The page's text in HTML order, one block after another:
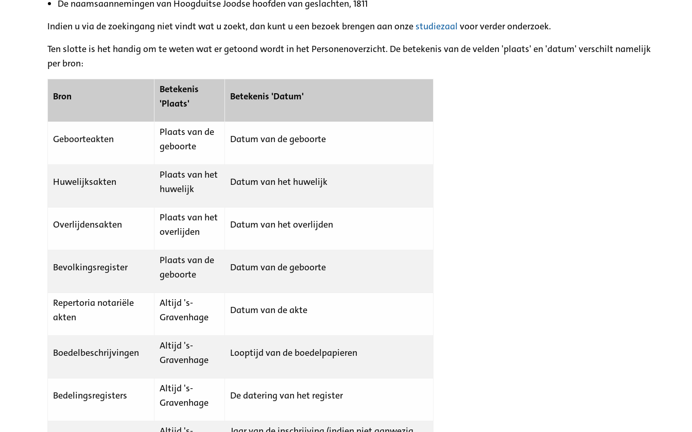
De naamsaannemingen van Hoogduitse Joodse hoofden van geslachten, 1811
Indien u via de zoekingang niet vindt wat u zoekt, dan kunt u een bezoek brengen aan onze studiezaal voor verder onderzoek.
Ten slotte is het handig om te weten wat er getoond wordt in het Personenoverzicht. De betekenis van de velden 'plaats' en 'datum' verschilt namelijk
per bron:
Bron
Betekenis
'Plaats'
Betekenis 'Datum'
Geboorteakten
Plaats van de
geboorte
Datum van de geboorte
Huwelijksakten
Plaats van het
huwelijk
Datum van het huwelijk
Overlijdensakten
Plaats van het
overlijden
Datum van het overlijden
Bevolkingsregister
Plaats van de
geboorte
Datum van de geboorte
Repertoria notariële
akten
Altijd 's-
Gravenhage
Datum van de akte
Boedelbeschrijvingen
Altijd 's-
Gravenhage
Looptijd van de boedelpapieren
Bedelingsregisters
Altijd 's-
Gravenhage
De datering van het register